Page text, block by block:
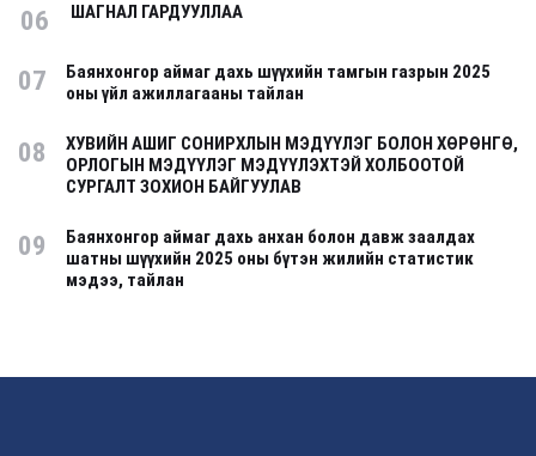
06 ШАГНАЛ ГАРДУУЛЛАА
07
Баянхонгор аймаг дахь шүүхийн тамгын газрын 2025
оны үйл ажиллагааны тайлан
08
ХУВИЙН АШИГ СОНИРХЛЫН МЭДҮҮЛЭГ БОЛОН ХӨРӨНГӨ,
ОРЛОГЫН МЭДҮҮЛЭГ МЭДҮҮЛЭХТЭЙ ХОЛБООТОЙ
СУРГАЛТ ЗОХИОН БАЙГУУЛАВ
09
Баянхонгор аймаг дахь анхан болон давж заалдах
шатны шүүхийн 2025 оны бүтэн жилийн статистик
мэдээ, тайлан